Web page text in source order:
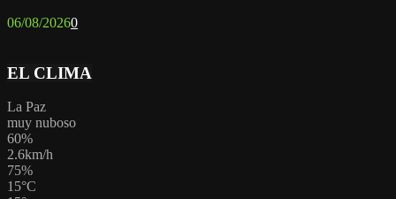
06/08/20260
EL CLIMA
La Paz
muy nuboso
60%
2.6km/h
75%
15°C